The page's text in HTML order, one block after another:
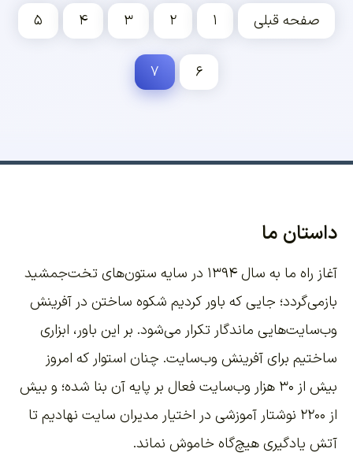
صفحه قبلی ۱ ۲ ۳ ۴ ۵
۶ ۷
داستان ما
آغاز راه ما به سال ۱۳۹۴ در سایه ستون‌های تخت‌جمشید
بازمی‌گردد؛ جایی که باور کردیم شکوه ساختن در آفرینش
وب‌سایت‌هایی ماندگار تکرار می‌شود. بر این باور، ابزاری
ساختیم برای آفرینش وب‌سایت. چنان استوار که امروز
بیش از ۳۰ هزار وب‌سایت فعال بر پایه آن بنا شده؛ و بیش
از ۲۲۰۰
نوشتار آموزشی در اختیار مدیران سایت نهادیم تا
آتش یادگیری هیچ‌گاه خاموش نماند.